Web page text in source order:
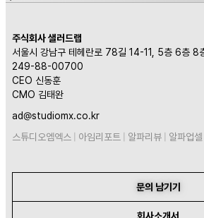
주식회사 샐러드랩
서울시 강남구 테헤란로 78길 14-11, 5층 6층 8
249-88-00700
CEO 신동훈
CMO 김태완
ad@studiomx.co.kr
스튜디오엠엑스
아임리포트 알파리뷰| 알파업셀
문의 남기기